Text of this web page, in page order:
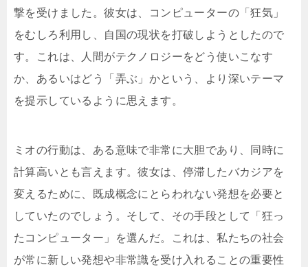
撃を受けました。彼女は、コンピューターの「狂気」
をむしろ利用し、自国の現状を打破しようとしたので
す。これは、人間がテクノロジーをどう使いこなす
か、あるいはどう「弄ぶ」かという、より深いテーマ
を提示しているように思えます。
ミオの行動は、ある意味で非常に大胆であり、同時に
計算高いとも言えます。彼女は、停滞したバカジアを
変えるために、既成概念にとらわれない発想を必要と
していたのでしょう。そして、その手段として「狂っ
たコンピューター」を選んだ。これは、私たちの社会
が常に新しい発想や非常識を受け入れることの重要性